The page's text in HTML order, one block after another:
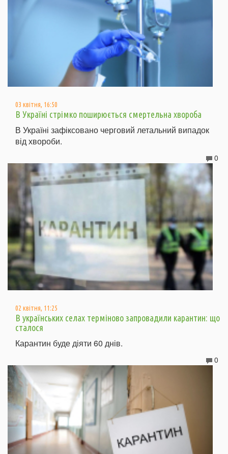
03 квітня, 16:50
В Україні стрімко поширюється смертельна хвороба
В Україні зафіксовано черговий летальний випадок
від хвороби.
0
02 квітня, 11:25
В українських селах терміново запровадили карантин: що
сталося
Карантин буде діяти 60 днів.
0